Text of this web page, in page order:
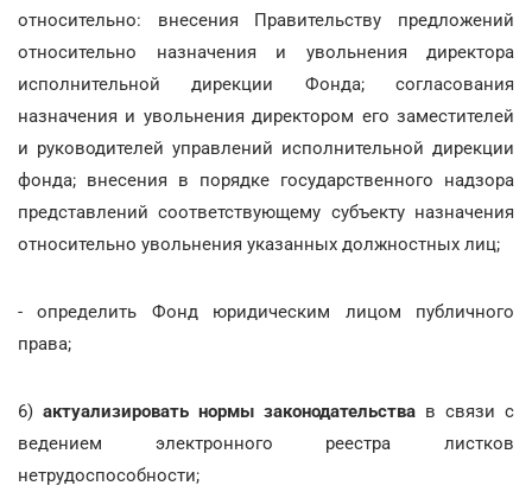
относительно: внесения Правительству предложений
относительно назначения и увольнения директора
исполнительной дирекции Фонда; согласования
назначения и увольнения директором его заместителей
и руководителей управлений исполнительной дирекции
фонда; внесения в порядке государственного надзора
представлений соответствующему субъекту назначения
относительно увольнения указанных должностных лиц;
- определить Фонд юридическим лицом публичного
права;
6) актуализировать нормы законодательства в связи с
ведением электронного реестра листков
нетрудоспособности;